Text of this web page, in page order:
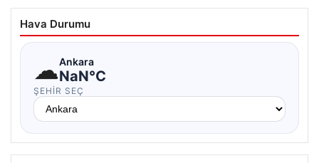
Hava Durumu
☁Ankara
NaN°C
ŞEHIR SEÇ